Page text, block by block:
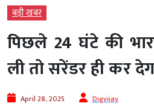
बड़ी खबर
पिछले 24 घंटे की
ली तो सरेंडर ही कर
April 28, 2025 Digvijay